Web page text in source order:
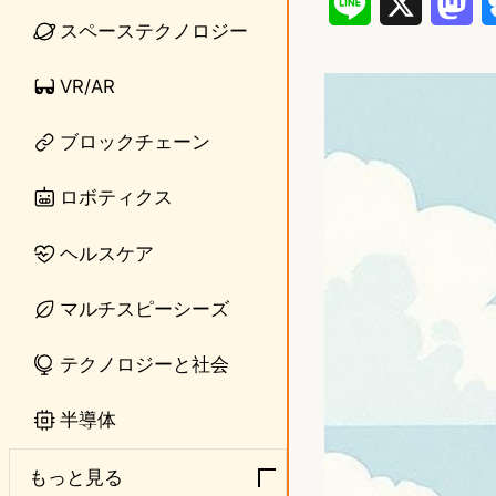
スペーステクノロジー
VR/AR
ブロックチェーン
ロボティクス
ヘルスケア
マルチスピーシーズ
テクノロジーと社会
半導体
もっと見る
d